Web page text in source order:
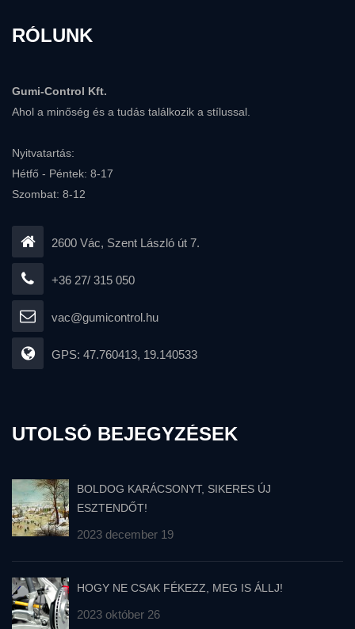
RÓLUNK
Gumi-Control Kft.
Ahol a minőség és a tudás találkozik a stílussal.
Nyitvatartás:
Hétfő - Péntek: 8-17
Szombat: 8-12
2600 Vác, Szent László út 7.
+36 27/ 315 050
vac@gumicontrol.hu
GPS: 47.760413, 19.140533
UTOLSÓ BEJEGYZÉSEK
BOLDOG KARÁCSONYT, SIKERES ÚJ
ESZTENDŐT!
2023 december 19
HOGY NE CSAK FÉKEZZ, MEG IS ÁLLJ!
2023 október 26